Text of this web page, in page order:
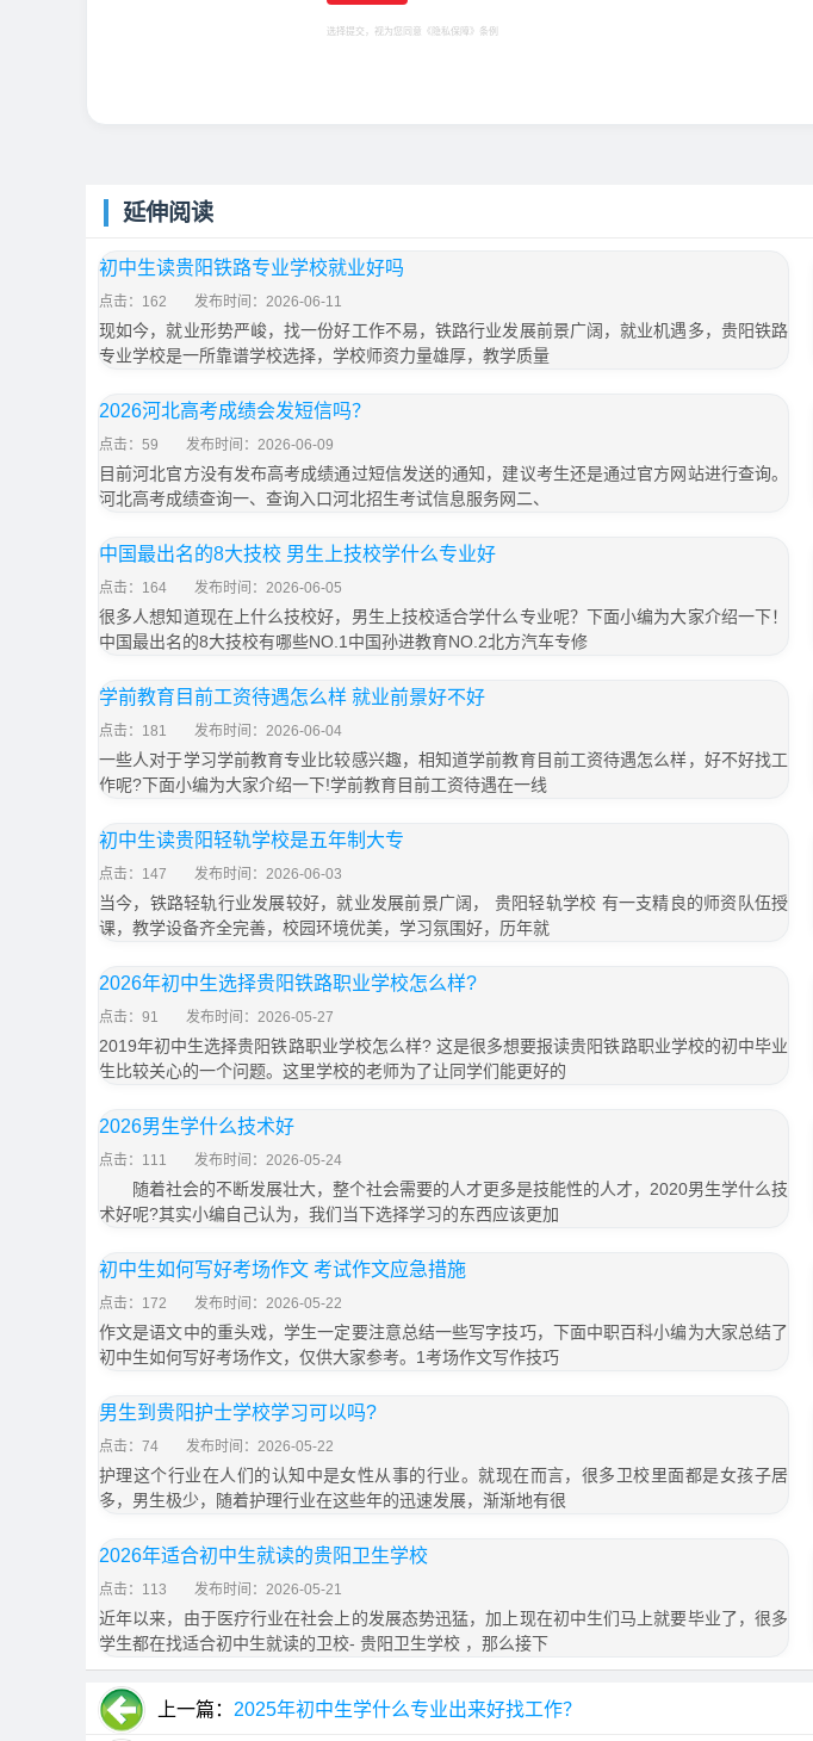
选择提交，视为您同意 《隐私保障》 条例
延伸阅读
初中生读贵阳铁路专业学校就业好吗
点击：162 发布时间：2026-06-11
现如今，就业形势严峻，找一份好工作不易，铁路行业发展前景广阔，就业机遇多，贵阳铁路
专业学校是一所靠谱学校选择，学校师资力量雄厚，教学质量
2026河北高考成绩会发短信吗？
点击：59 发布时间：2026-06-09
目前河北官方没有发布高考成绩通过短信发送的通知，建议考生还是通过官方网站进行查询。
河北高考成绩查询一、查询入口河北招生考试信息服务网二、
中国最出名的8大技校 男生上技校学什么专业好
点击：164 发布时间：2026-06-05
很多人想知道现在上什么技校好，男生上技校适合学什么专业呢？下面小编为大家介绍一下！
中国最出名的8大技校有哪些NO.1中国孙进教育NO.2北方汽车专修
学前教育目前工资待遇怎么样 就业前景好不好
点击：181 发布时间：2026-06-04
一些人对于学习学前教育专业比较感兴趣，相知道学前教育目前工资待遇怎么样，好不好找工
作呢?下面小编为大家介绍一下!学前教育目前工资待遇在一线
初中生读贵阳轻轨学校是五年制大专
点击：147 发布时间：2026-06-03
当今，铁路轻轨行业发展较好，就业发展前景广阔， 贵阳轻轨学校 有一支精良的师资队伍授
课，教学设备齐全完善，校园环境优美，学习氛围好，历年就
2026年初中生选择贵阳铁路职业学校怎么样?
点击：91 发布时间：2026-05-27
2019年初中生选择贵阳铁路职业学校怎么样? 这是很多想要报读贵阳铁路职业学校的初中毕业
生比较关心的一个问题。这里学校的老师为了让同学们能更好的
2026男生学什么技术好
点击：111 发布时间：2026-05-24
随着社会的不断发展壮大，整个社会需要的人才更多是技能性的人才，2020男生学什么技
术好呢?其实小编自己认为，我们当下选择学习的东西应该更加
初中生如何写好考场作文 考试作文应急措施
点击：172 发布时间：2026-05-22
作文是语文中的重头戏，学生一定要注意总结一些写字技巧，下面中职百科小编为大家总结了
初中生如何写好考场作文，仅供大家参考。1考场作文写作技巧
男生到贵阳护士学校学习可以吗?
点击：74 发布时间：2026-05-22
护理这个行业在人们的认知中是女性从事的行业。就现在而言，很多卫校里面都是女孩子居
多，男生极少，随着护理行业在这些年的迅速发展，渐渐地有很
2026年适合初中生就读的贵阳卫生学校
点击：113 发布时间：2026-05-21
近年以来，由于医疗行业在社会上的发展态势迅猛，加上现在初中生们马上就要毕业了，很多
学生都在找适合初中生就读的卫校- 贵阳卫生学校 ，那么接下
上一篇： 2025年初中生学什么专业出来好找工作？